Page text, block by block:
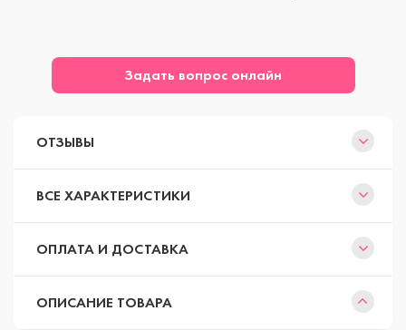
Задать вопрос онлайн
ОТЗЫВЫ
ВСЕ ХАРАКТЕРИСТИКИ
ОПЛАТА И ДОСТАВКА
ОПИСАНИЕ ТОВАРА